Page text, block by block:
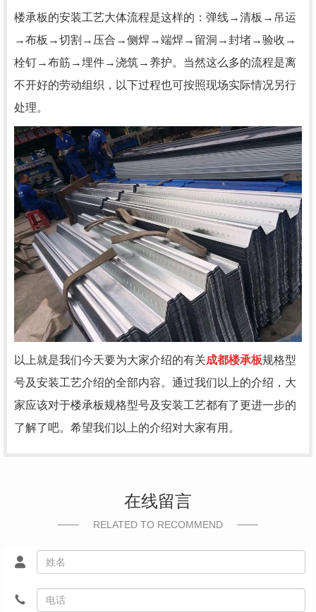
楼承板的安装工艺大体流程是这样的：弹线→清板→吊运
→布板→切割→压合→侧焊→端焊→留洞→封堵→验收→
栓钉→布筋→埋件→浇筑→养护。当然这么多的流程是离
不开好的劳动组织，以下过程也可按照现场实际情况另行
处理。
以上就是我们今天要为大家介绍的有关成都楼承板规格型
号及安装工艺介绍的全部内容。通过我们以上的介绍，大
家应该对于楼承板规格型号及安装工艺都有了更进一步的
了解了吧。希望我们以上的介绍对大家有用。
在线留言
RELATED TO RECOMMEND